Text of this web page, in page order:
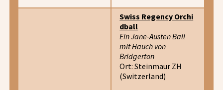
Swiss Regency Orchi
dball
Ein Jane-Austen Ball
mit Hauch von
Bridgerton
Ort: Steinmaur ZH
(Switzerland)